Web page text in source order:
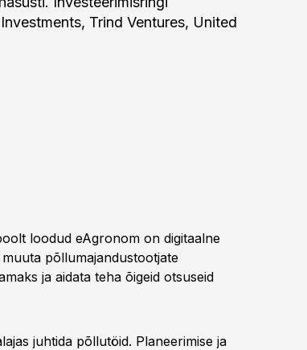
Trind Ventures, United
loodud eAgronom on digitaalne
põllumajandustootjate
ja aidata teha õigeid otsuseid
juhtida põllutöid. Planeerimise ja